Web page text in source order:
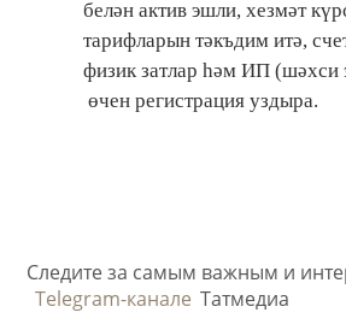
белән актив эшли, хезмәт
тарифларын тәкъдим итә,
физик затлар һәм ИП (шәхси
өчен регистрация уздыра.
Следите за самым важным и
Telegram-канале Татмедиа